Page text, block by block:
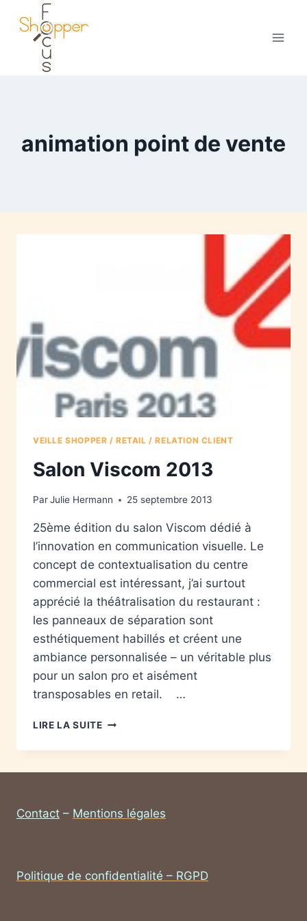
animation point de vente
VEILLE SHOPPER / RETAIL / RELATION CLIENT
Salon Viscom 2013
ParJulie Hermann 25 septembre 2013
25ème édition du salon Viscom dédié à
l’innovation en communication visuelle. Le
concept de contextualisation du centre
commercial est intéressant, j’ai surtout
apprécié la théâtralisation du restaurant :
les panneaux de séparation sont
esthétiquement habillés et créent une
ambiance personnalisée – un véritable plus
pour un salon pro et aisément
transposables en retail. …
LIRE LA SUITE
Contact – Mentions légales
Politique de confidentialité – RGPD